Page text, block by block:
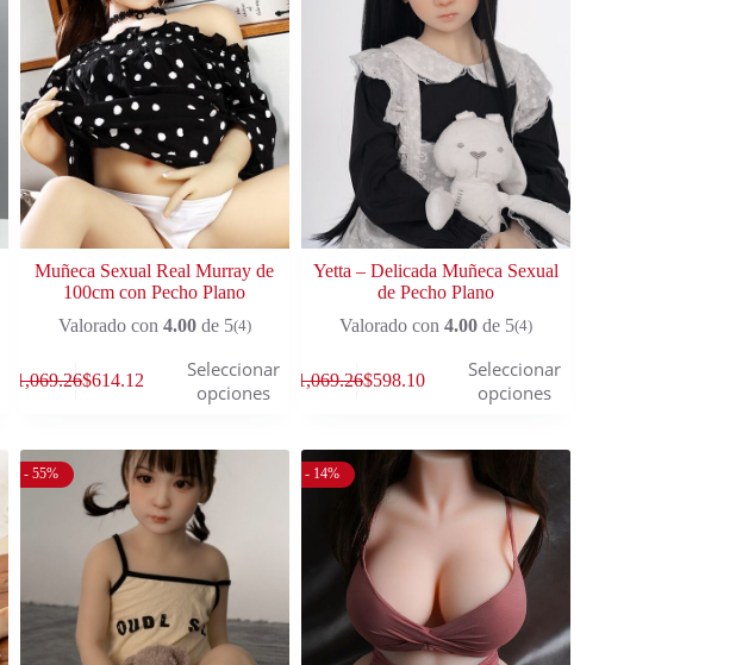
Muñeca Sexual Real Murray de
100cm con Pecho Plano
Valorado con 4.00de 5(4)
1,069.26$614.12
Seleccionar
opciones
Yetta – Delicada Muñeca Sexual
de Pecho Plano
Valorado con 4.00de 5(4)
1,069.26$598.10
Seleccionar
opciones
- 55% - 14%